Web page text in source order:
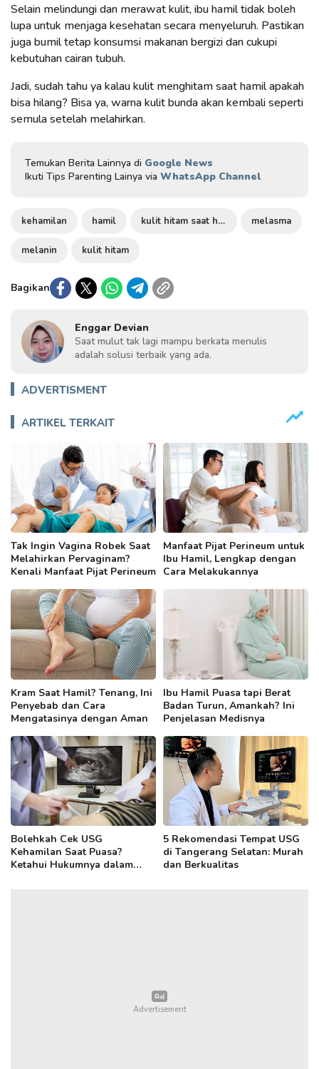
Selain melindungi dan merawat kulit, ibu hamil tidak boleh
lupa untuk menjaga kesehatan secara menyeluruh. Pastikan
juga bumil tetap konsumsi makanan bergizi dan cukupi
kebutuhan cairan tubuh.
Jadi, sudah tahu ya kalau kulit menghitam saat hamil apakah
bisa hilang? Bisa ya, warna kulit bunda akan kembali seperti
semula setelah melahirkan.
Temukan Berita Lainnya di Google News
Ikuti Tips Parenting Lainya via WhatsApp Channel
kehamilan hamil kulit hitam saat hamil melasma
melanin kulit hitam
Bagikan
Enggar Devian
Saat mulut tak lagi mampu berkata menulis
adalah solusi terbaik yang ada.
ADVERTISMENT
ARTIKEL TERKAIT
Tak Ingin Vagina Robek Saat
Melahirkan Pervaginam?
Kenali Manfaat Pijat Perineum
Manfaat Pijat Perineum untuk
Ibu Hamil, Lengkap dengan
Cara Melakukannya
Kram Saat Hamil? Tenang, Ini
Penyebab dan Cara
Mengatasinya dengan Aman
Ibu Hamil Puasa tapi Berat
Badan Turun, Amankah? Ini
Penjelasan Medisnya
Bolehkah Cek USG
Kehamilan Saat Puasa?
Ketahui Hukumnya dalam
5 Rekomendasi Tempat USG
di Tangerang Selatan: Murah
dan Berkualitas